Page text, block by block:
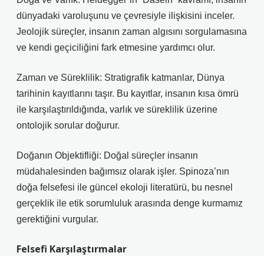
dünyadaki varoluşunu ve çevresiyle ilişkisini inceler.
Jeolojik süreçler, insanın zaman algısını sorgulamasına
ve kendi geçiciliğini fark etmesine yardımcı olur.
Zaman ve Süreklilik: Stratigrafik katmanlar, Dünya
tarihinin kayıtlarını taşır. Bu kayıtlar, insanın kısa ömrü
ile karşılaştırıldığında, varlık ve süreklilik üzerine
ontolojik sorular doğurur.
Doğanın Objektifliği: Doğal süreçler insanın
müdahalesinden bağımsız olarak işler. Spinoza’nın
doğa felsefesi ile güncel ekoloji literatürü, bu nesnel
gerçeklik ile etik sorumluluk arasında denge kurmamız
gerektiğini vurgular.
Felsefi Karşılaştırmalar